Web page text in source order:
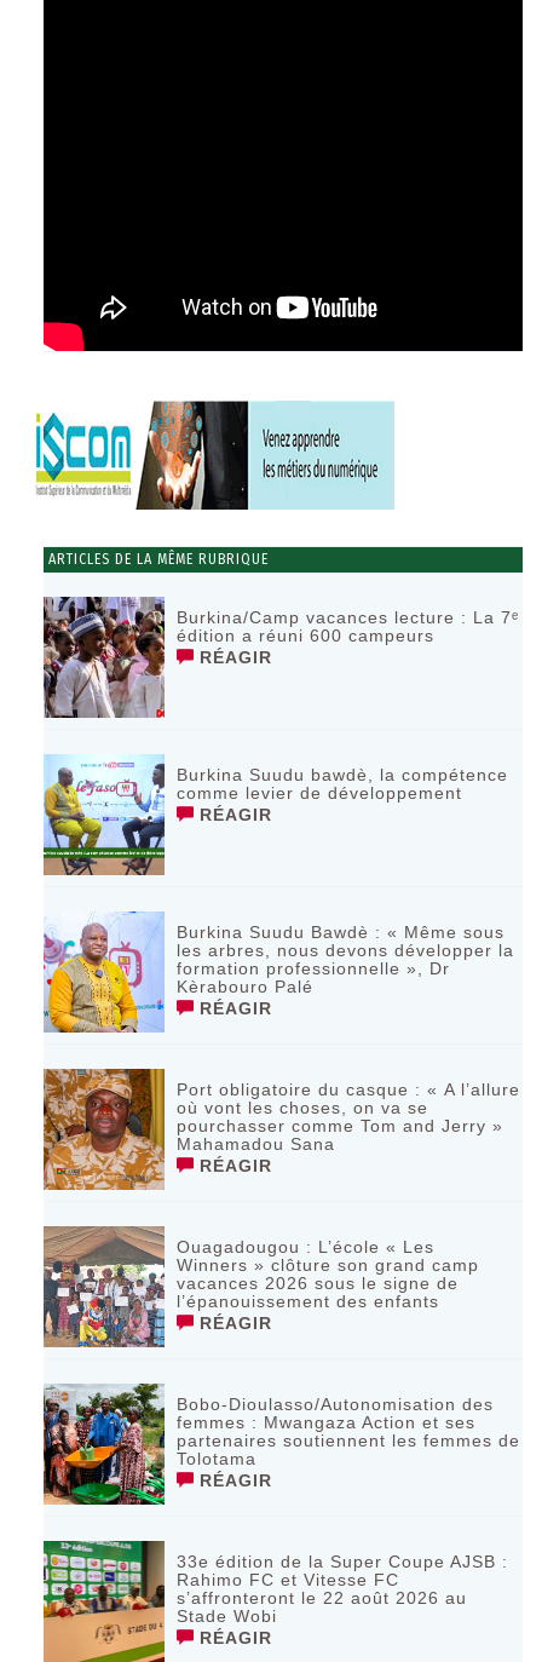
ARTICLES DE LA MÊME RUBRIQUE
Burkina/Camp vacances lecture : La 7ᵉ
édition a réuni 600 campeurs
RÉAGIR
Burkina Suudu bawdè, la compétence
comme levier de développement
RÉAGIR
Burkina Suudu Bawdè : « Même sous
les arbres, nous devons développer la
formation professionnelle », Dr
Kèrabouro Palé
RÉAGIR
Port obligatoire du casque : « A l’allure
où vont les choses, on va se
pourchasser comme Tom and Jerry »
Mahamadou Sana
RÉAGIR
Ouagadougou : L’école « Les
Winners » clôture son grand camp
vacances 2026 sous le signe de
l’épanouissement des enfants
RÉAGIR
Bobo-Dioulasso/Autonomisation des
femmes : Mwangaza Action et ses
partenaires soutiennent les femmes de
Tolotama
RÉAGIR
33e édition de la Super Coupe AJSB :
Rahimo FC et Vitesse FC
s’affronteront le 22 août 2026 au
Stade Wobi
RÉAGIR